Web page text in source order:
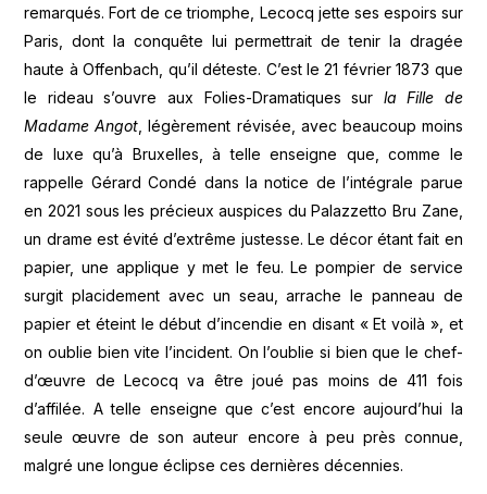
remarqués. Fort de ce triomphe, Lecocq jette ses espoirs sur
Paris, dont la conquête lui permettrait de tenir la dragée
haute à Offenbach, qu’il déteste. C’est le 21 février 1873 que
le rideau s’ouvre aux Folies-Dramatiques sur la Fille de
Madame Angot , légèrement révisée, avec beaucoup moins
de luxe qu’à Bruxelles, à telle enseigne que, comme le
rappelle Gérard Condé dans la notice de l’intégrale parue
en 2021 sous les précieux auspices du Palazzetto Bru Zane,
un drame est évité d’extrême justesse. Le décor étant fait en
papier, une applique y met le feu. Le pompier de service
surgit placidement avec un seau, arrache le panneau de
papier et éteint le début d’incendie en disant « Et voilà », et
on oublie bien vite l’incident. On l’oublie si bien que le chef-
d’œuvre de Lecocq va être joué pas moins de 411 fois
d’affilée. A telle enseigne que c’est encore aujourd’hui la
seule œuvre de son auteur encore à peu près connue,
malgré une longue éclipse ces dernières décennies.